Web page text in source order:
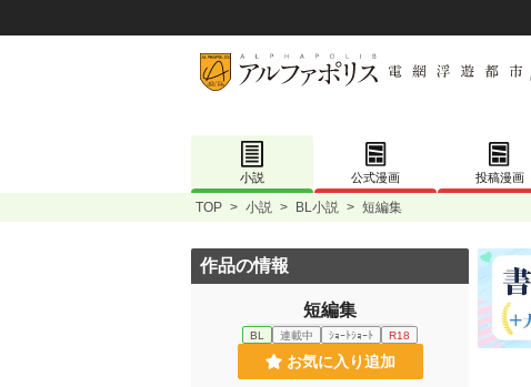
小説 公式漫画 投稿漫画
TOP > 小説 > BL小説 > 短編集
作品の情報
短編集
BL 連載中 ｼｮｰﾄｼｮｰﾄ R18
お気に入り追加